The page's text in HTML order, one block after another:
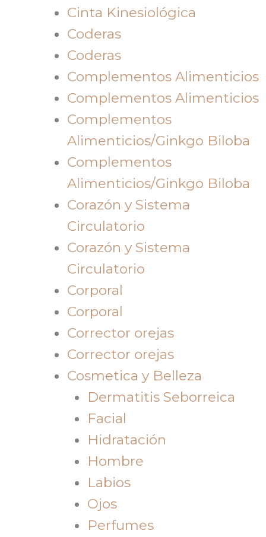
Cinta Kinesiológica
Coderas
Coderas
Complementos Alimenticios
Complementos Alimenticios
Complementos
Alimenticios/Ginkgo Biloba
Complementos
Alimenticios/Ginkgo Biloba
Corazón y Sistema
Circulatorio
Corazón y Sistema
Circulatorio
Corporal
Corporal
Corrector orejas
Corrector orejas
Cosmetica y Belleza
Dermatitis Seborreica
Facial
Hidratación
Hombre
Labios
Ojos
Perfumes